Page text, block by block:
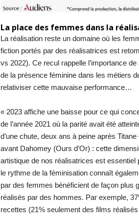
La place des femmes dans la
La réalisation reste un domaine où les
fiction portés par des réalisatrices est
vs 2022). Ce recul rappelle l’importance
de la présence féminine dans les métiers
relativiser cette mauvaise performance…
« 2023 affiche une baisse pour ce qui
de l’année 2021 où la parité avait été
d’une chute, deux ans à peine après
avant Dahomey (Ours d’Or) : cette
artistique de nos réalisatrices est
le rythme de la féminisation connaît
par des femmes bénéficient de façon plus
réalisés par des hommes. Par exemple,
recettes (21% seulement des films